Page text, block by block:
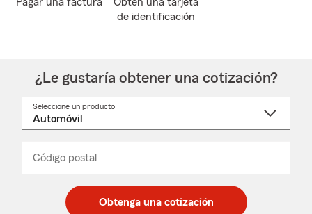
de identificación
¿Le gustaría obtener una cotización?
Seleccione un producto
desplegable
Código postal
de
de
_____
Obtenga una cotización